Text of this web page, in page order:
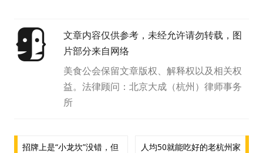
文章内容仅供参考，未经允许请勿转载，图
片部分来自网络
美食公会保留文章版权、解释权以及相关权
益。法律顾问：北京大成（杭州）律师事务
所
招牌上是“小龙坎”没错，但
人均50就能吃好的老杭州家